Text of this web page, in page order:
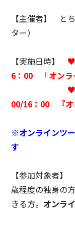
【主催者】 と
ター）
【実施日時】
6：00
『オン
00/16：00
『
※オンラインツ
す
【参加対象者
歳程度の独身の
きる方。 オンラ